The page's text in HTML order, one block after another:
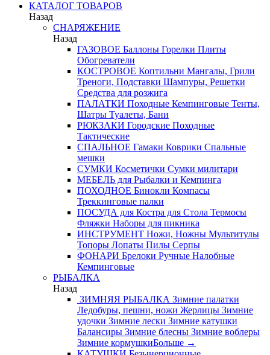
КАТАЛОГ ТОВАРОВ
Назад
СНАРЯЖЕНИЕ
Назад
ГАЗОВОЕ Баллоны Горелки Плиты
Обогреватели
КОСТРОВОЕ Коптильни Мангалы, Грили
Треноги, Подставки Шампуры, Решетки
Средства для розжига
ПАЛАТКИ Походные Кемпинговые Тенты,
Шатры Туалеты, Бани
РЮКЗАКИ Городские Походные
Тактические
СПАЛЬНОЕ Гамаки Коврики Спальные
мешки
СУМКИ Косметички Сумки милитари
МЕБЕЛЬ для Рыбалки и Кемпинга
ПОХОДНОЕ Бинокли Компасы
Треккинговые палки
ПОСУДА для Костра для Стола Термосы
Фляжки Наборы для пикника
ИНСТРУМЕНТ Ножи, Ножны Мультитулы
Топоры Лопаты Пилы Серпы
ФОНАРИ Брелоки Ручные Налобные
Кемпинговые
РЫБАЛКА
Назад
ЗИМНЯЯ РЫБАЛКА Зимние палатки
Ледобуры, пешни, ножи Жерлицы Зимние
удочки Зимние лески Зимние катушки
Балансиры Зимние блесны Зимние воблеры
Зимние кормушкиБольше →